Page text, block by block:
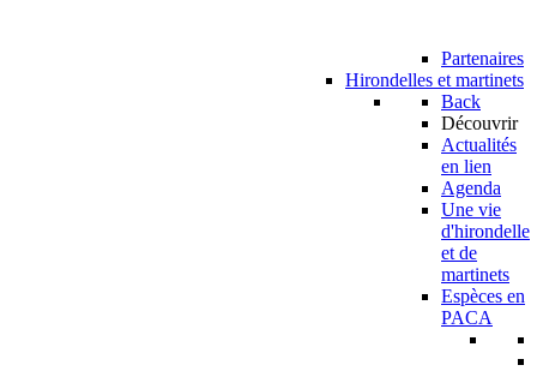
Partenaires
Hirondelles et martinets
Back
Découvrir
Actualités
en lien
Agenda
Une vie
d'hirondelle
et de
martinets
Espèces en
PACA